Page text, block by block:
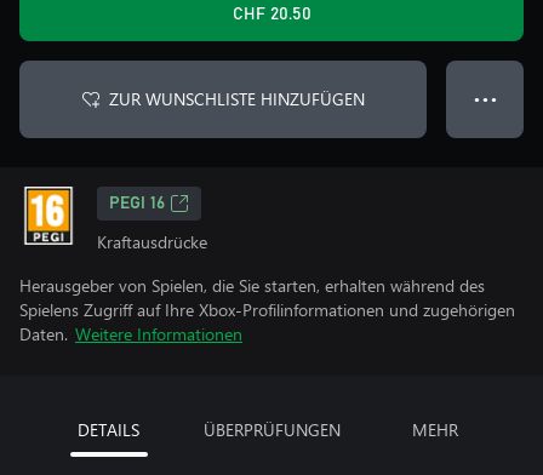
CHF 20.50
ZUR WUNSCHLISTE HINZUFÜGEN ● ● ●
PEGI 16
Kraftausdrücke
Herausgeber von Spielen, die Sie starten, erhalten während des
Spielens Zugriff auf Ihre Xbox-Profilinformationen und zugehörigen
Daten. Weitere Informationen
DETAILS ÜBERPRÜFUNGEN MEHR